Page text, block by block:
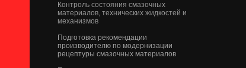
Контроль состояния смазочных
материалов, технических жидкостей и
механизмов
Подготовка рекомендации
производителю по модернизации
рецептуры смазочных материалов